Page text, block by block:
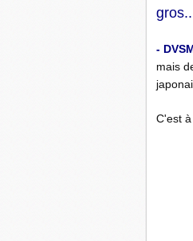
-
mais
C'est